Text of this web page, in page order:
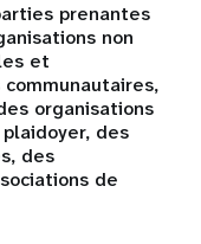
prenantes
non
et
organisations
des
des
de